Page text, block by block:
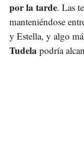
por la tarde. Las
manteniéndose
y Estella, y algo
Tudela podría